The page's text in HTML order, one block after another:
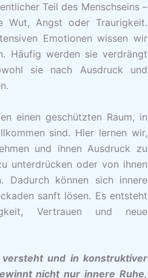
Teil des Menschseins –
Wut, Angst oder Traurigkeit.
Emotionen wissen wir
Häufig werden sie verdrängt
sie nach Ausdruck und
einen geschützten Raum, in
sind. Hier lernen wir,
und ihnen Ausdruck zu
unterdrücken oder von ihnen
Dadurch können sich innere
sanft lösen. Es entsteht
Vertrauen und neue
und in konstruktiver
nicht nur innere Ruhe,